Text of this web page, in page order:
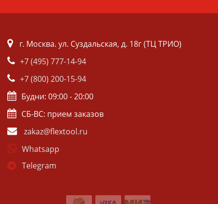
г. Москва. ул. Суздальская, д. 18г (ТЦ ТРИО)
+7 (495) 777-14-94
+7 (800) 200-15-94
Будни: 09:00 - 20:00
СБ-ВС: прием заказов
zakaz@flextool.ru
Whatsapp
Telegram